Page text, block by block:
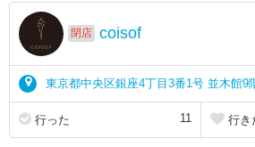
閉店 coisof
東京都中央区銀座4丁目3番1号 並木館9
行った 11 行き